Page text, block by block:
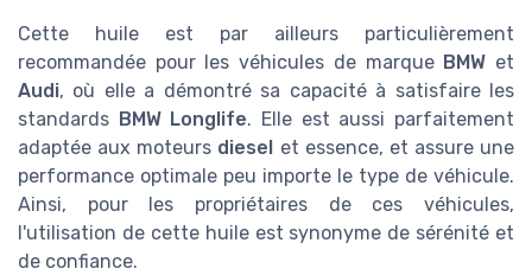
Cette huile est par ailleurs particulièrement
recommandée pour les véhicules de marque BMW et
Audi, où elle a démontré sa capacité à satisfaire les
standards BMW Longlife. Elle est aussi parfaitement
adaptée aux moteurs diesel et essence, et assure une
performance optimale peu importe le type de véhicule.
Ainsi, pour les propriétaires de ces véhicules,
l'utilisation de cette huile est synonyme de sérénité et
de confiance.